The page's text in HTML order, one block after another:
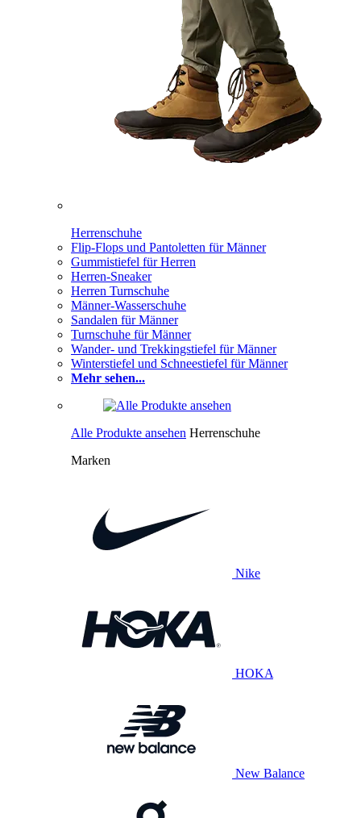
Herrenschuhe
Flip-Flops und Pantoletten für Männer
Gummistiefel für Herren
Herren-Sneaker
Herren Turnschuhe
Männer-Wasserschuhe
Sandalen für Männer
Turnschuhe für Männer
Wander- und Trekkingstiefel für Männer
Winterstiefel und Schneestiefel für Männer
Mehr sehen...
Alle Produkte ansehen Herrenschuhe
Marken
Nike
HOKA
New Balance